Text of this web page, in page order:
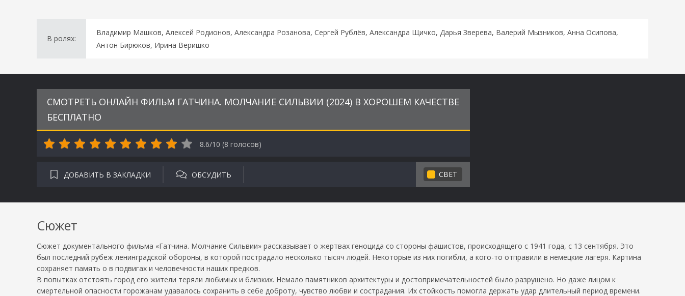
В ролях:
Владимир Машков, Алексей Родионов, Александра Розанова, Сергей Рублёв, Александра Щичко, Дарья Зверева, Валерий Мызников, Анна Осипова,
Антон Бирюков, Ирина Веришко
СМОТРЕТЬ ОНЛАЙН ФИЛЬМ ГАТЧИНА. МОЛЧАНИЕ СИЛЬВИИ (2024) В ХОРОШЕМ КАЧЕСТВЕ
БЕСПЛАТНО
8.6/10 (8 голосов)
ДОБАВИТЬ В ЗАКЛАДКИ ОБСУДИТЬ СВЕТ
Сюжет
Сюжет документального фильма «Гатчина. Молчание Сильвии» рассказывает о жертвах геноцида со стороны фашистов, происходящего с 1941 года, с 13 сентября. Это
был последний рубеж ленинградской обороны, в которой пострадало несколько тысяч людей. Некоторые из них погибли, а кого-то отправили в немецкие лагеря. Картина
сохраняет память о в подвигах и человечности наших предков.
В попытках отстоять город его жители теряли любимых и близких. Немало памятников архитектуры и достопримечательностей было разрушено. Но даже лицом к
смертельной опасности горожанам удавалось сохранить в себе доброту, чувство любви и сострадания. Их стойкость помогла держать удар длительный период времени.